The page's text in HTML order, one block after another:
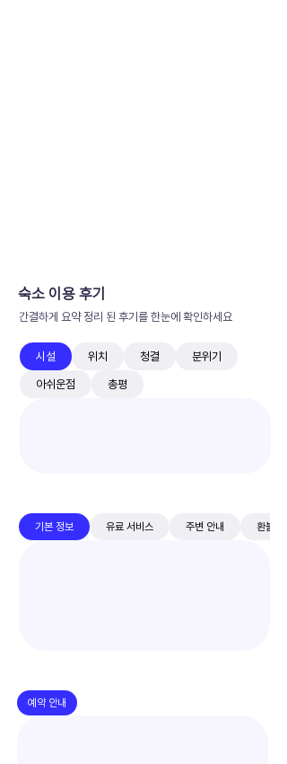
숙소 이용 후기
간결하게 요약 정리 된 후기를 한눈에 확인하세요
시설 위치 청결 분위기
아쉬운점 총평
기본 정보 유료 서비스 주변 안내 환불 규
예약 안내